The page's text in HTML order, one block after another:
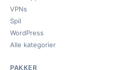
VPNs
Spil
WordPress
Alle kategorier
PAKKER